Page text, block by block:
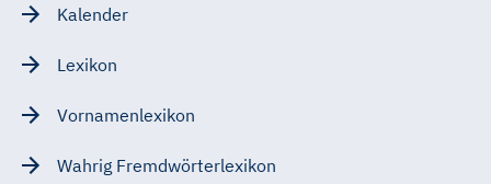
Kalender
Lexikon
Vornamenlexikon
Wahrig Fremdwörterlexikon